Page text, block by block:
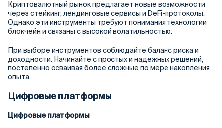
Криптовалютный рынок предлагает новые возможности
через стейкинг, лендинговые сервисы и DeFi-протоколы.
Однако эти инструменты требуют понимания технологии
блокчейн и связаны с высокой волатильностью.
При выборе инструментов соблюдайте баланс риска и
доходности. Начинайте с простых и надежных решений,
постепенно осваивая более сложные по мере накопления
опыта.
Цифровые платформы
Цифровые платформы